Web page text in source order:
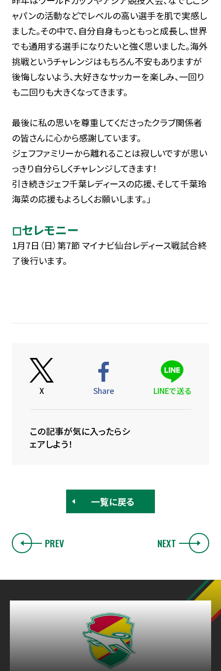
ャパンの活動などでレベルの高い選手を肌で実感し
ました。その中で、自分自身もっともっと成長し、世界
でも通用する選手になりたいと強く思いました。海外
挑戦というチャレンジはもちろん不安もありますが
後悔しないよう、大好きなサッカーを楽しみ、一回り
も二回りも大きくなってきます。
最後に私の思いを尊重してくださったクラブ関係者
の皆さんに心から感謝しています。
ジェフファミリーから離れることは寂しいですが思い
っきり自分らしくチャレンジしてきます！
引き続きジェフ千葉レディースの応援、そして千葉玲
海菜の応援もよろしくお願いします。」
◻セレモニー
1月7日（日）第7節 マイナビ仙台レディース戦試合終
了後行います。
X Share LINEで送る
この記事が気に入ったらシ
ェアしよう！
一覧に戻る
PREV NEXT